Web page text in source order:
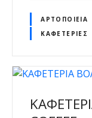
ΑΡΤΟΠΟΙΕΊΑ
ΚΑΦΕΤΈΡΙΕΣ